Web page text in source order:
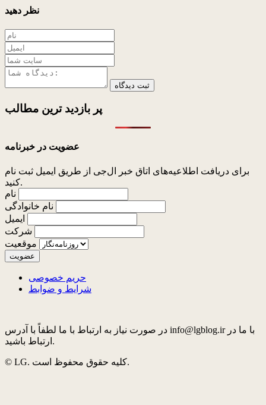
نظر دهید
ثبت دیدگاه
پر بازدید ترین مطالب
عضویت در خبرنامه
برای دریافت اطلاعیه‌های اتاق خبر ال‌جی از طریق ایمیل ثبت نام
کنید.
نام
نام خانوادگی
ایمیل
شرکت
موقعیت
حریم خصوصی
شرایط و ضوابط
در صورت نیاز به ارتباط با ما لطفاً با آدرس info@lgblog.ir با ما در
ارتباط باشید.
© LG. کلیه حقوق محفوظ است.